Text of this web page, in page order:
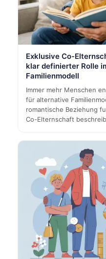
Exklusive Co-
klar definierter Rolle
Familienmodell
Immer mehr Menschen
für alternative
romantische Beziehung
Co-Elternschaft